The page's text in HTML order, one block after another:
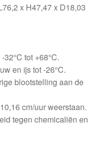
x H47,47 x D18,03
tot +68°C.
en ijs tot -26°C.
blootstelling aan de
cm/uur weerstaan.
tegen chemicaliën en